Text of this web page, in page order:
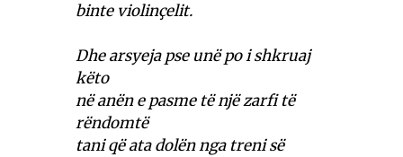
binte violinçelit.
Dhe arsyeja pse unë po i shkruaj
këto
në anën e pasme të një zarfi të
rëndomtë
tani që ata dolën nga treni së